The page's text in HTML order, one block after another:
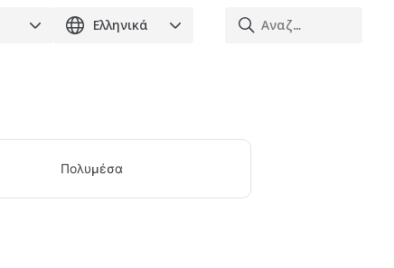
Πολυμέσα